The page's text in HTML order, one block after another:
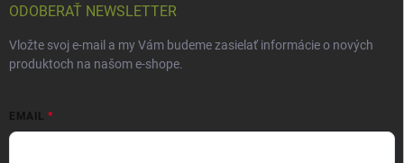
ODOBERAŤ NEWSLETTER
Vložte svoj e-mail a my Vám budeme zasielať informácie o nových
produktoch na našom e-shope.
EMAIL